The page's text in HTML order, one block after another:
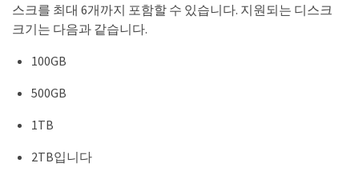
스크를 최대 6개까지 포함할 수 있습니다. 지원되는 디스크
크기는 다음과 같습니다.
100GB
500GB
1TB
2TB입니다